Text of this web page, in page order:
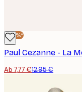
-40%*
Ab 7,77 €12,95 €